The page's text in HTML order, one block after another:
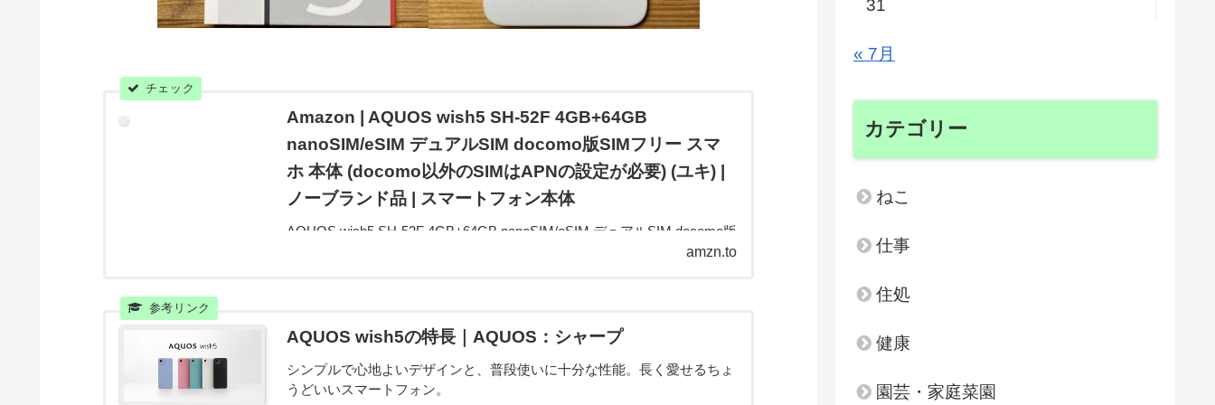
Amazon | AQUOS wish5 SH-52F 4GB+64GB
nanoSIM/eSIM デュアルSIM docomo版SIMフリー スマ
ホ 本体 (docomo以外のSIMはAPNの設定が必要) (ユキ) |
ノーブランド品 | スマートフォン本体
AQUOS wish5 SH-52F 4GB+64GB nanoSIM/eSIM デュアルSIM docomo版
SIMフリー スマホ 本体 (docomo以外のSIMはAPNの設定が必要) (ユキ)が
amzn.to
AQUOS wish5の特長｜AQUOS：シャープ
シンプルで心地よいデザインと、普段使いに十分な性能。長く愛せるちょ
うどいいスマートフォン。
31
« 7月
カテゴリー
ねこ
仕事
住処
健康
園芸・家庭菜園